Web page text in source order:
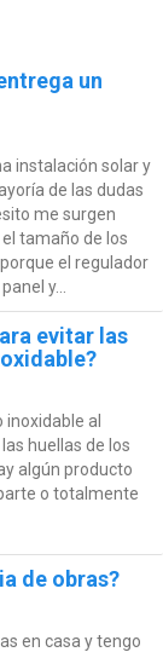
un
instalación solar y
de las dudas
me surgen
tamaño de los
el regulador
y...
evitar las
inoxidable al
huellas de los
algún producto
o totalmente
de obras?
en casa y tengo